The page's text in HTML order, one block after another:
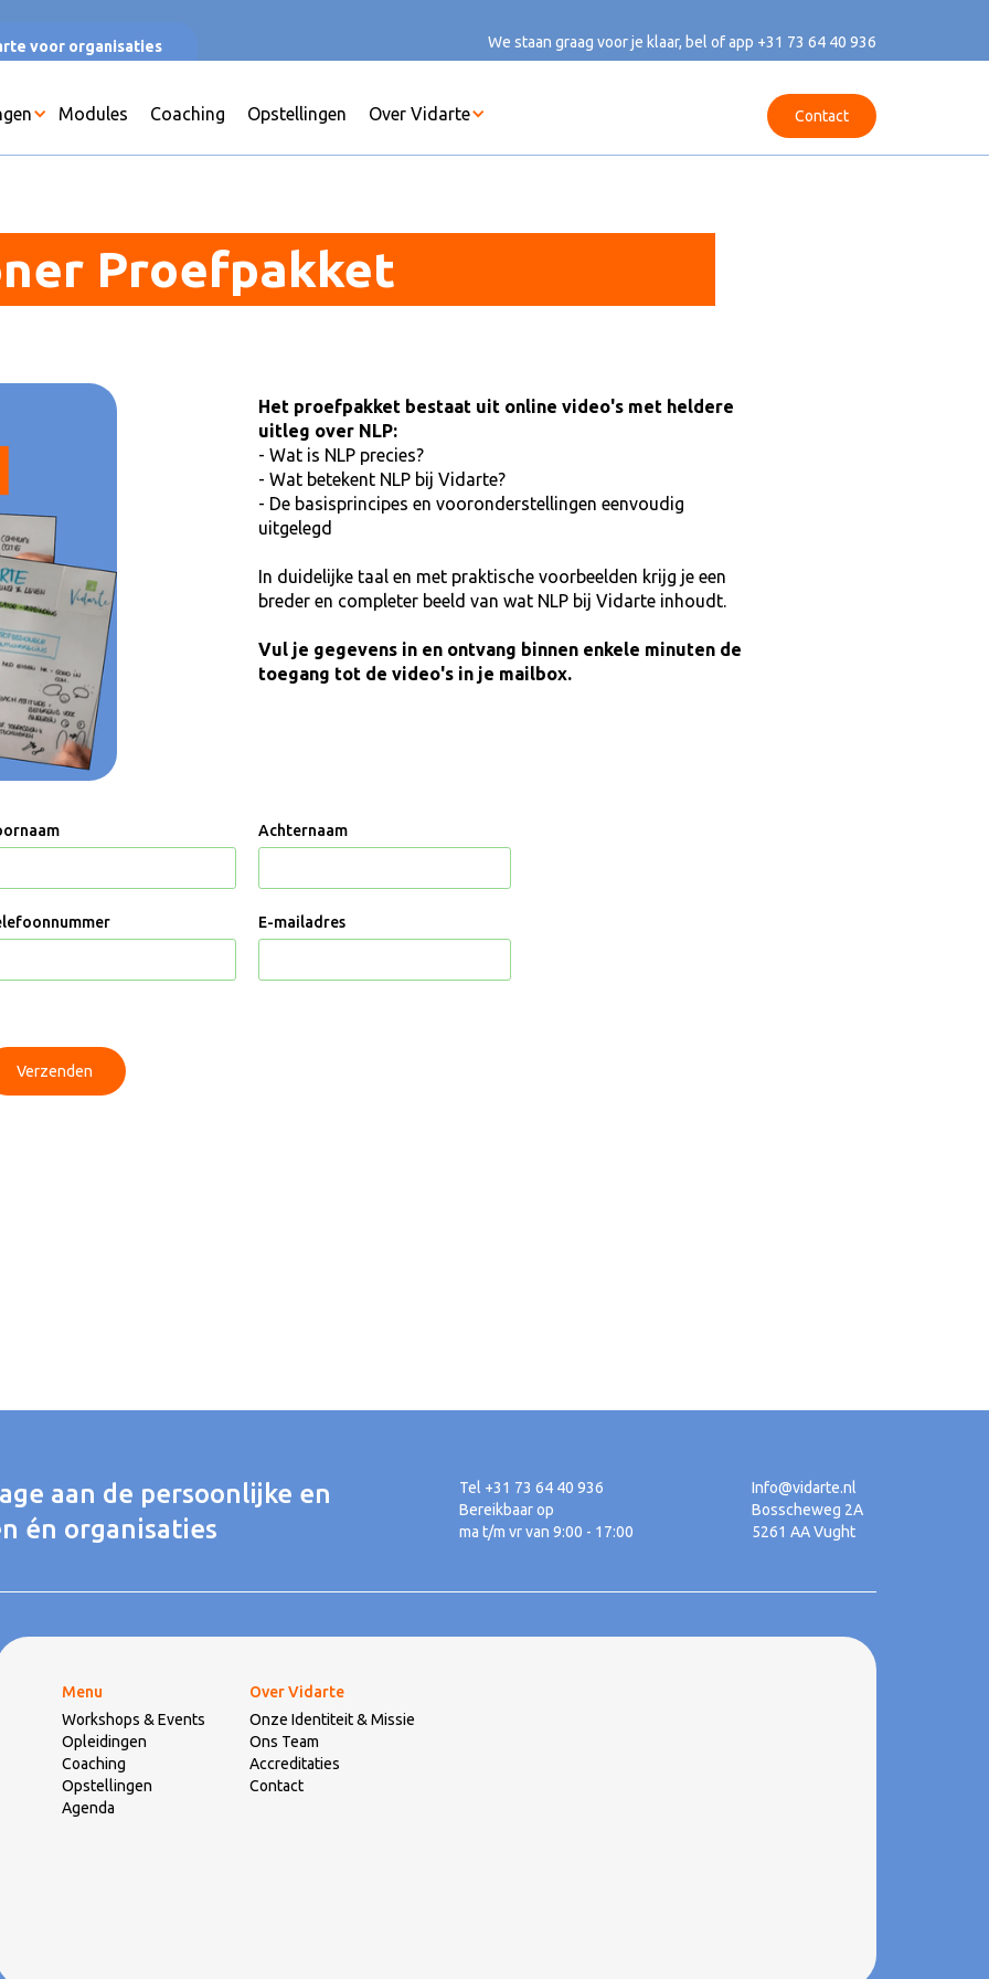
voor organisaties We staan graag voor je klaar, bel of app +31 73 64 40 936
Modules Coaching Opstellingen Over Vidarte Contact
Proefpakket
Het proefpakket bestaat uit online video's met heldere
uitleg over NLP:
- Wat is NLP precies?
- Wat betekent NLP bij Vidarte?
- De basisprincipes en vooronderstellingen eenvoudig
uitgelegd
In duidelijke taal en met praktische voorbeelden krijg je een
breder en completer beeld van wat NLP bij Vidarte inhoudt.
Vul je gegevens in en ontvang binnen enkele minuten de
toegang tot de video's in je mailbox.
Achternaam
E-mailadres
aan de persoonlijke en
én organisaties
Tel +31 73 64 40 936
Bereikbaar op
ma t/m vr van 9:00 - 17:00
Info@vidarte.nl
Bosscheweg 2A
5261 AA Vught
Menu
Workshops & Events
Opleidingen
Coaching
Opstellingen
Agenda
Over Vidarte
Onze Identiteit & Missie
Ons Team
Accreditaties
Contact